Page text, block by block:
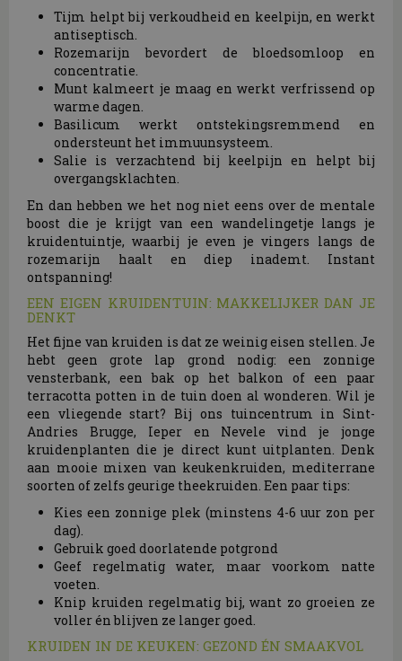
Tijm helpt bij verkoudheid en keelpijn, en werkt
antiseptisch.
Rozemarijn bevordert de bloedsomloop en
concentratie.
Munt kalmeert je maag en werkt verfrissend op
warme dagen.
Basilicum werkt ontstekingsremmend en
ondersteunt het immuunsysteem.
Salie is verzachtend bij keelpijn en helpt bij
overgangsklachten.
En dan hebben we het nog niet eens over de mentale
boost die je krijgt van een wandelingetje langs je
kruidentuintje, waarbij je even je vingers langs de
rozemarijn haalt en diep inademt. Instant
ontspanning!
EEN EIGEN KRUIDENTUIN: MAKKELIJKER DAN JE
DENKT
Het fijne van kruiden is dat ze weinig eisen stellen. Je
hebt geen grote lap grond nodig: een zonnige
vensterbank, een bak op het balkon of een paar
terracotta potten in de tuin doen al wonderen. Wil je
een vliegende start? Bij ons tuincentrum in Sint-
Andries Brugge, Ieper en Nevele vind je jonge
kruidenplanten die je direct kunt uitplanten. Denk
aan mooie mixen van keukenkruiden, mediterrane
soorten of zelfs geurige theekruiden. Een paar tips:
Kies een zonnige plek (minstens 4-6 uur zon per
dag).
Gebruik goed doorlatende potgrond
Geef regelmatig water, maar voorkom natte
voeten.
Knip kruiden regelmatig bij, want zo groeien ze
voller én blijven ze langer goed.
KRUIDEN IN DE KEUKEN: GEZOND ÉN SMAAKVOL